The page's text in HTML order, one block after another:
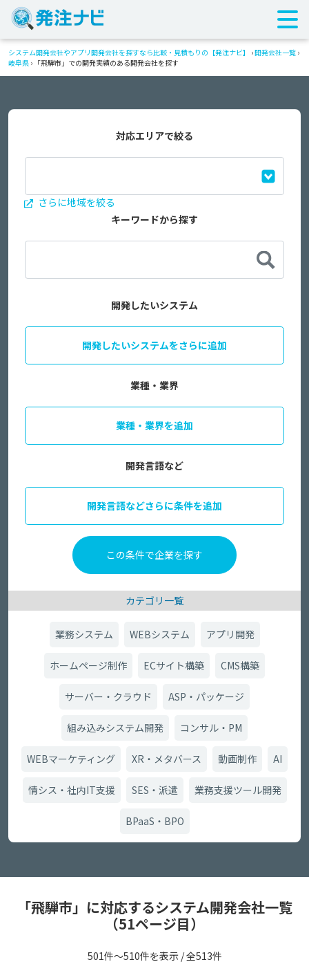
システム開発会社やアプリ開発会社を探すなら比較・見積もりの【発注ナビ】 ›開発会社一覧 ›
岐阜県 › 「飛騨市」での開発実績のある開発会社を探す
対応エリアで絞る
さらに地域を絞る
キーワードから探す
開発したいシステム
開発したいシステムをさらに追加
業種・業界
業種・業界を追加
開発言語など
開発言語などさらに条件を追加
カテゴリ一覧
業務システム WEBシステム アプリ開発
ホームページ制作 ECサイト構築 CMS構築
サーバー・クラウド ASP・パッケージ
組み込みシステム開発 コンサル・PM
WEBマーケティング XR・メタバース 動画制作 AI
情シス・社内IT支援 SES・派遣 業務支援ツール開発
BPaaS・BPO
「飛騨市」に対応するシステム開発会社一覧
（51ページ目）
501件〜510件を表示 / 全513件